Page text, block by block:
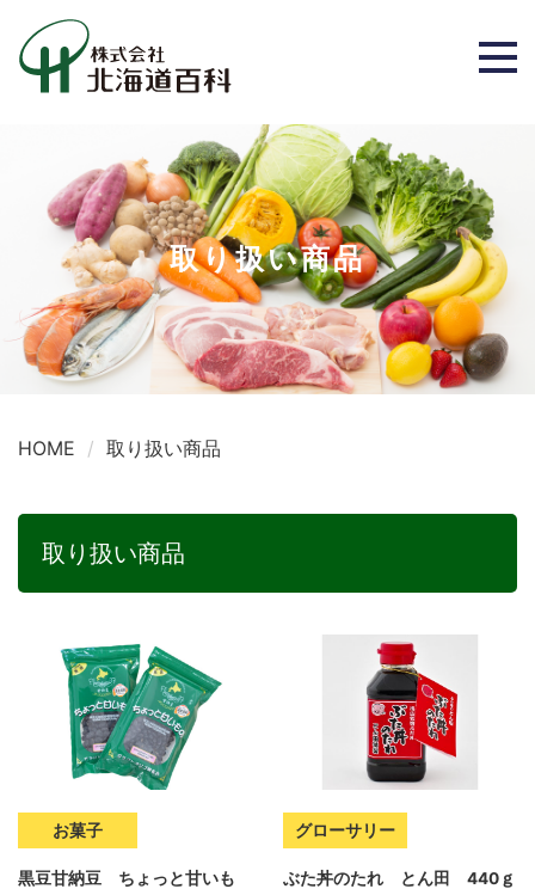
取り扱い商品
HOME 取り扱い商品
取り扱い商品
お菓子
黒豆甘納豆 ちょっと甘いも
グローサリー
ぶた丼のたれ とん田 440ｇ